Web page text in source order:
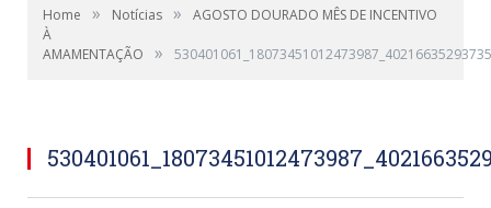
Home » Notícias »
AGOSTO DOURADO MÊS DE INCENTIVO
À
AMAMENTAÇÃO
»